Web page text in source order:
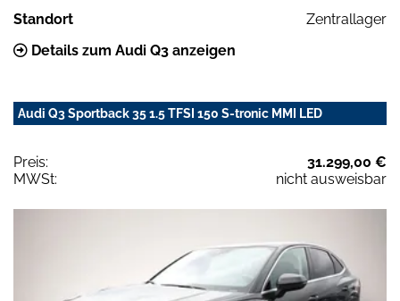
Standort
Zentrallager
Details zum Audi Q3 anzeigen
Audi Q3 Sportback 35 1.5 TFSI 150 S-tronic MMI LED
Preis:
31.299,00 €
MWSt:
nicht ausweisbar